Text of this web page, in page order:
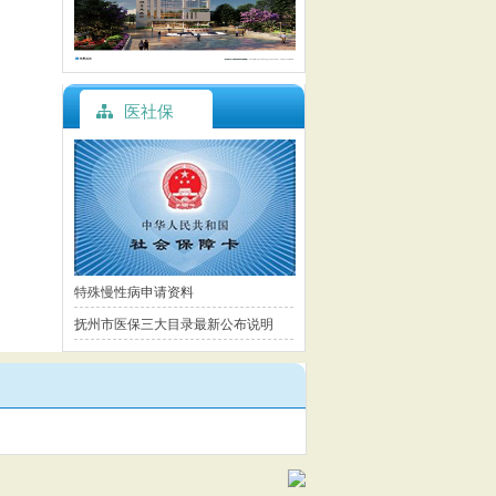
医社保
特殊慢性病申请资料
抚州市医保三大目录最新公布说明